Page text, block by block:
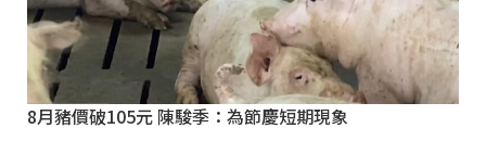
8月豬價破105元 陳駿季：為節慶短期現象